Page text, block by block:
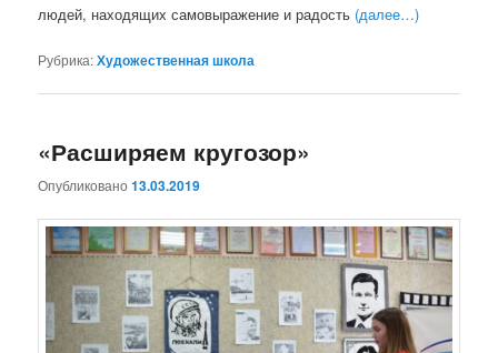
людей, находящих самовыражение и радость (далее…)
Рубрика:Художественная школа
«Расширяем кругозор»
Опубликовано13.03.2019